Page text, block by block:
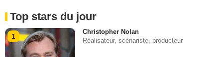
Top stars du jour
1
Christopher Nolan
Réalisateur, scénariste, producteur